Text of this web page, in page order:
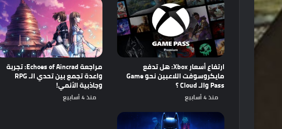
ارتفاع أسعار Xbox: هل تدفع
مايكروسوفت اللاعبين نحو Game
Pass والـ Cloud ؟
منذ 4 أسابيع
مراجعة Echoes of Aincrad: تجربة
واعدة تجمع بين تحدي الـ RPG
وجاذبية الأنمي!
منذ 4 أسابيع